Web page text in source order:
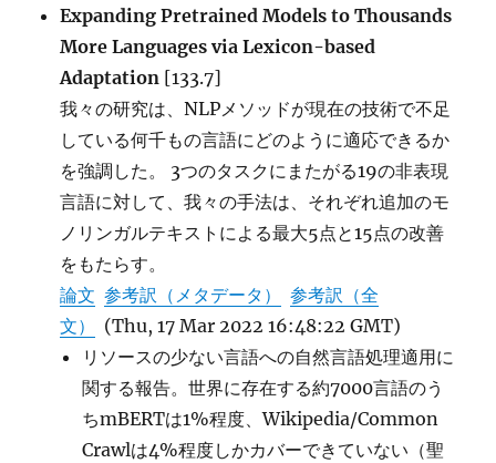
の
効
率
な
チ
ニ
ン
Expanding Pretrained Models to Thousands
More Languages via Lexicon-based
Adaptation [133.7]
我々の研究は、NLPメソッドが現在の技術で不足
している何千もの言語にどのように適応できるか
を強調した。 3つのタスクにまたがる19の非表現
言語に対して、我々の手法は、それぞれ追加のモ
ノリンガルテキストによる最大5点と15点の改善
をもたらす。
論文 参考訳（メタデータ）
参考訳（全
文）
(Thu, 17 Mar 2022 16:48:22 GMT)
リソースの少ない言語への自然言語処理適用に
関する報告。世界に存在する約7000言語のう
ちmBERTは1%程度、Wikipedia/Common
Crawlは4%程度しかカバーできていない（聖